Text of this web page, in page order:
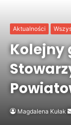
Aktualności
Kolejny
Magdalena Kułak